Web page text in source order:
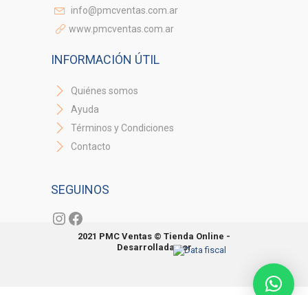
info@pmcventas.com.ar
www.pmcventas.com.ar
INFORMACIÓN ÚTIL
Quiénes somos
Ayuda
Términos y Condiciones
Contacto
SEGUINOS
Instagram
Facebook
2021 PMC Ventas © Tienda Online -
Desarrollada por